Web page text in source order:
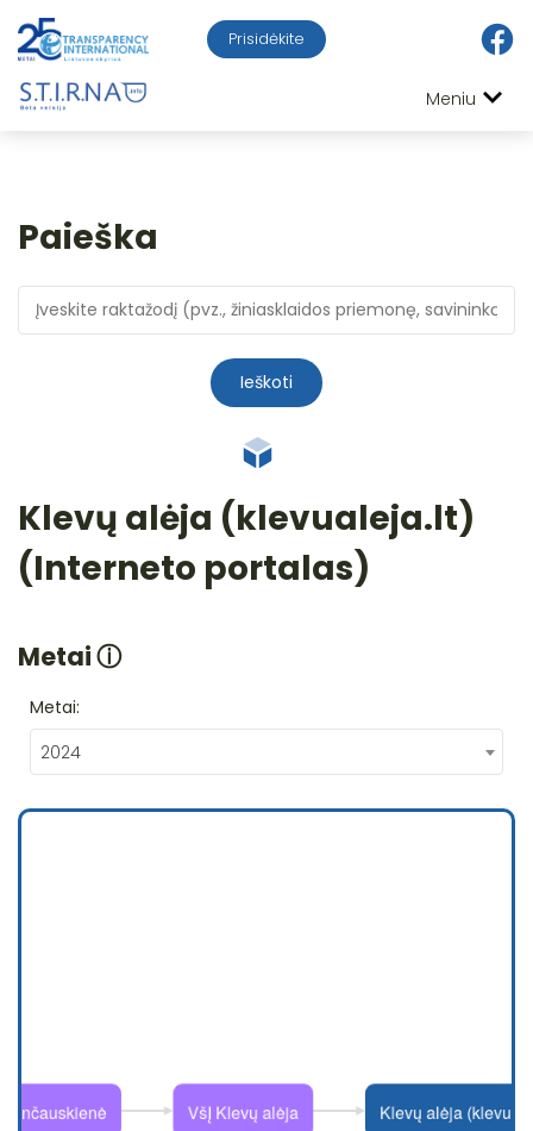
Prisidėkite
Meniu
Paieška
Ieškoti
Klevų alėja (klevualeja.lt)
(Interneto portalas)
Metaiⓘ
Metai:
2024